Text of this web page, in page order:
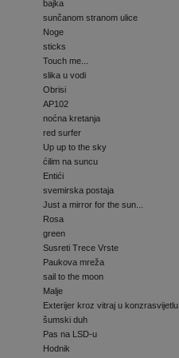
bajka
sunčanom stranom ulice
Noge
sticks
Touch me...
slika u vodi
Obrisi
AP102
noćna kretanja
red surfer
Up up to the sky
ćilim na suncu
Entići
svemirska postaja
Just a mirror for the sun...
Rosa
green
Susreti Trece Vrste
Paukova mreža
sail to the moon
Malje
Exterijer kroz vitraj u konzrasvijetlu
šumski duh
Pas na LSD-u
Hodnik